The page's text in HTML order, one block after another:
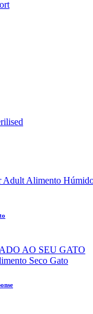
AO SEU GATO